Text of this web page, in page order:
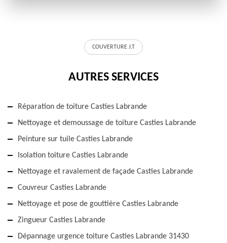
COUVERTURE J.T
AUTRES SERVICES
Réparation de toiture Casties Labrande
Nettoyage et demoussage de toiture Casties Labrande
Peinture sur tuile Casties Labrande
Isolation toiture Casties Labrande
Nettoyage et ravalement de façade Casties Labrande
Couvreur Casties Labrande
Nettoyage et pose de gouttière Casties Labrande
Zingueur Casties Labrande
Dépannage urgence toiture Casties Labrande 31430